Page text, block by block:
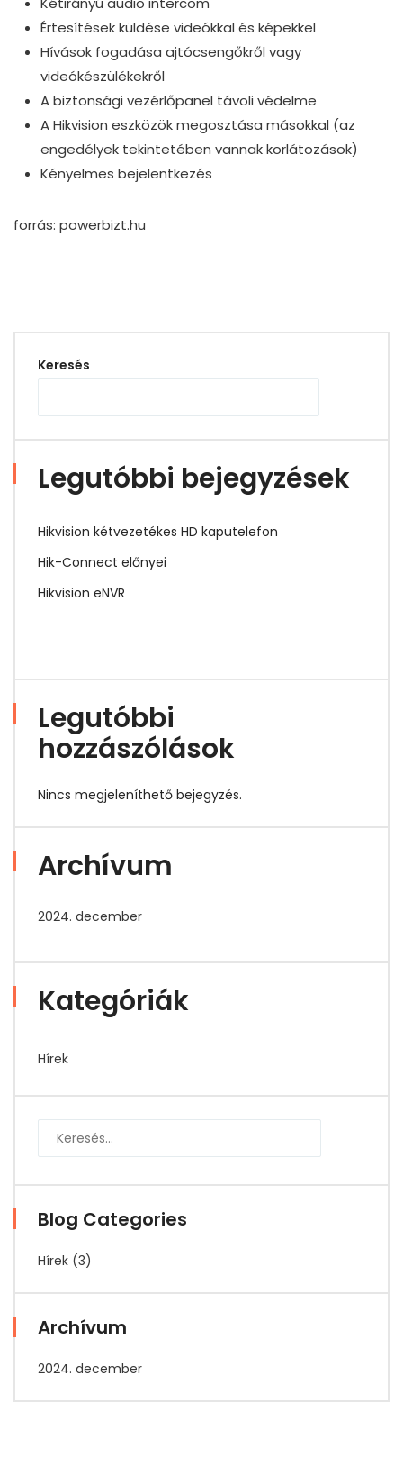
Értesítések küldése videókkal és képekkel
Hívások fogadása ajtócsengőkről vagy
videókészülékekről
A biztonsági vezérlőpanel távoli védelme
A Hikvision eszközök megosztása másokkal (az
engedélyek tekintetében vannak korlátozások)
Kényelmes bejelentkezés
forrás: powerbizt.hu
Keresés
Legutóbbi bejegyzések
Hikvision kétvezetékes HD kaputelefon
Hik-Connect előnyei
Hikvision eNVR
Legutóbbi
hozzászólások
Nincs megjeleníthető bejegyzés.
Archívum
2024. december
Kategóriák
Hírek
Blog Categories
Hírek (3)
Archívum
2024. december